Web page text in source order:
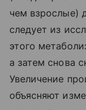
чем взрослые)
следует из
этого
а затем снова
Увеличение
объясняют